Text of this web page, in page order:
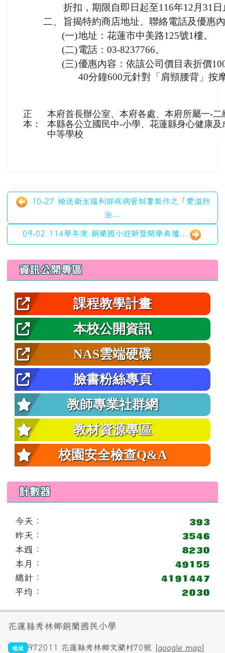
折扣，期限自即日起至116年12月31日
二、
旨揭特約商店地址、聯絡電話及優惠
(一)地址：花蓮市中美路125號1樓。
(二)電話：03-8237766。
(三)優惠內容：依該公司價目表折價
40分鐘600元針對「肩頸腰背」按
正
本：
本府首長辦公室、本府各處、本府所屬一-
本縣各公立國民中-小學、花蓮縣身心健康
中等學校
10-27 檢送衛生福利部疾病管制署製作之「愛滋防
治...
09-02 114學年度 銅蘭國小迎新暨開學典禮...
左邊區域內容
資訊公開專區
課程教學計畫
本校公開資訊
NAS雲端硬碟
臉書粉絲專頁
教師專業社群網
教材資源專區
校園安全檢查Q&A
計數器
今天：
昨天：
本週：
本月：
總計：
平均：
頁尾區域內容
花蓮縣秀林鄉銅蘭國民小學
地址 972011 花蓮縣秀林鄉文蘭村70號 [google map]